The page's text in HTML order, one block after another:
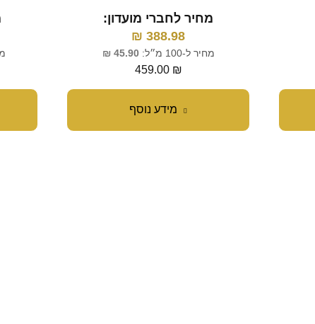
מידע נוסף
מחיר לחברי מועדון:
388.98
₪
מחיר ל-100 מ״ל: 45.90
₪
459.00 ₪